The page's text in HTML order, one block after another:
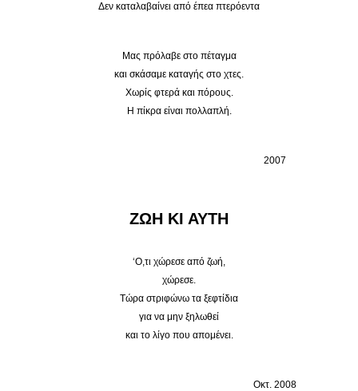
Δεν καταλαβαίνει από έπεα πτερόεντα
Μας πρόλαβε στο πέταγμα
και σκάσαμε καταγής στο χτες.
Χωρίς φτερά και πόρους.
Η πίκρα είναι πολλαπλή.
2007
ΖΩΗ ΚΙ ΑΥΤΗ
‘Ο,τι χώρεσε από ζωή,
χώρεσε.
Τώρα στριφώνω τα ξεφτίδια
για να μην ξηλωθεί
και το λίγο που απομένει.
Οκτ. 2008